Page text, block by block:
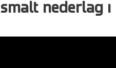
nederlag i